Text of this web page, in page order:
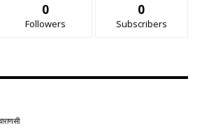
0
Followers
0
Subscribers